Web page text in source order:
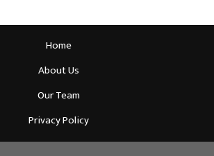
Home
About Us
Our Team
Privacy Policy